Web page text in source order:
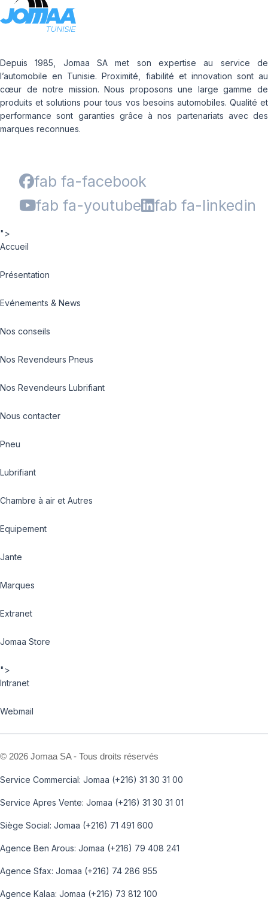
Depuis 1985, Jomaa SA met son expertise au service de
l’automobile en Tunisie. Proximité, fiabilité et innovation sont au
cœur de notre mission. Nous proposons une large gamme de
produits et solutions pour tous vos besoins automobiles. Qualité et
performance sont garanties grâce à nos partenariats avec des
marques reconnues.
fab fa-facebook
fab fa-youtube
fab fa-linkedin
">
Accueil
Présentation
Evénements & News
Nos conseils
Nos Revendeurs Pneus
Nos Revendeurs Lubrifiant
Nous contacter
Pneu
Lubrifiant
Chambre à air et Autres
Equipement
Jante
Marques
Extranet
Jomaa Store
">
Intranet
Webmail
© 2026 Jomaa SA - Tous droits réservés
Service Commercial: Jomaa (+216) 31 30 31 00
Service Apres Vente: Jomaa (+216) 31 30 31 01
Siège Social: Jomaa (+216) 71 491 600
Agence Ben Arous: Jomaa (+216) 79 408 241
Agence Sfax: Jomaa (+216) 74 286 955
Agence Kalaa: Jomaa (+216) 73 812 100